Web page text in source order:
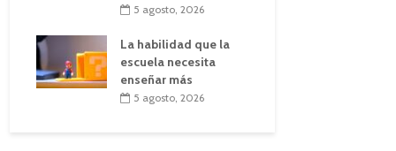
5 agosto, 2026
La habilidad que la
escuela necesita
enseñar más
5 agosto, 2026